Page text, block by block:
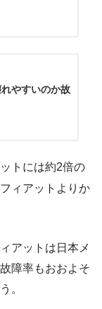
やすいのか故
トには約2倍の
ィアットよりか
アットは日本メ
障率もおおよそ
。